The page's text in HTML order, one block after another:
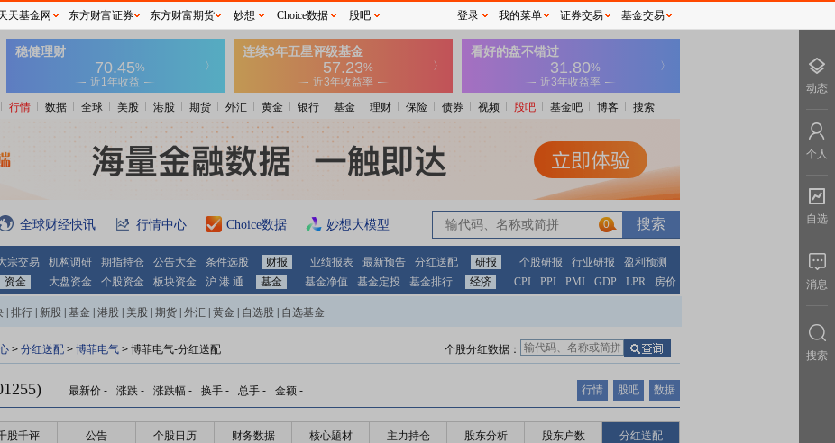
行情 数据 全球 美股 港股 期货 外汇 黄金 银行 基金 理财 保险 债券 视频 股吧 基金吧 博客 搜索
全球财经快讯 行情中心 Choice数据 妙想大模型 0
宗交易 机构调研 期指持仓 公告大全 条件选股 财报 业绩报表 最新预告 分红送配 研报 个股研报 行业研报
盈利预测
资金 大盘资金 个股资金 板块资金 沪 港 通 基金 基金净值 基金定投 基金排行 经济 CPI PPI PMI GDP LPR 房价
排行 新股 基金 港股 美股 期货 外汇 黄金 自选股 自选基金
> 分红送配 > 博菲电气 > 博菲电气-分红送配 个股分红数据：
最新价 - 涨跌 - 涨跌幅 - 换手 - 总手 - 金额 - 行情 股吧 数据
股千评 公告 个股日历 财务数据 核心题材 主力持仓 股东分析 股东户数 分红送配
天基金网 东方财富证券 东方财富期货 妙想 Choice数据 股吧 登录 我的菜单 证券交易 基金交易
动态
个人
自选
消息
搜索